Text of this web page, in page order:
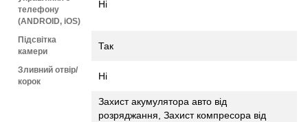
телефону
(ANDROID, iOS)
Ні
Підсвітка
камери
Так
Зливний отвір/
корок
Ні
Захист акумулятора авто від
розряджання, Захист компресора від